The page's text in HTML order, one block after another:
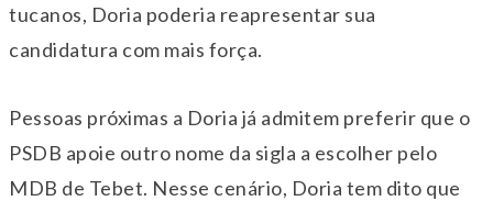
tucanos, Doria poderia reapresentar sua
candidatura com mais força.
Pessoas próximas a Doria já admitem preferir que o
PSDB apoie outro nome da sigla a escolher pelo
MDB de Tebet. Nesse cenário, Doria tem dito que